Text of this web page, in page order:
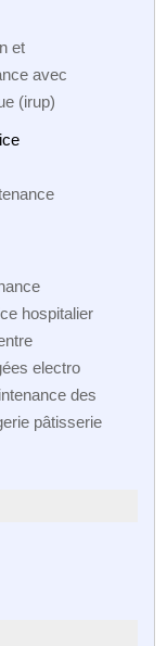
et
avec
(irup)
hospitalier
electro
des
pâtisserie